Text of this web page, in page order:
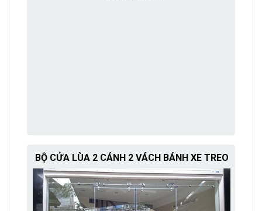
BỘ CỬA LÙA 2 CÁNH 2 VÁCH BÁNH XE TREO